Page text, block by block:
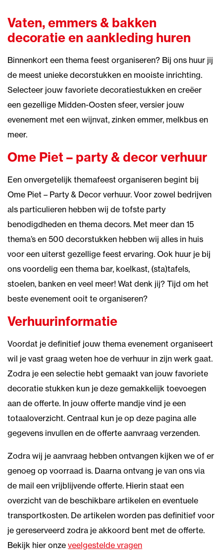
Vaten, emmers & bakken
decoratie en aankleding huren
Binnenkort een thema feest organiseren? Bij ons huur jij
de meest unieke decorstukken en mooiste inrichting.
Selecteer jouw favoriete decoratiestukken en creëer
een gezellige Midden-Oosten sfeer, versier jouw
evenement met een wijnvat, zinken emmer, melkbus en
meer.
Ome Piet – party & decor verhuur
Een onvergetelijk themafeest organiseren begint bij
Ome Piet – Party & Decor verhuur. Voor zowel bedrijven
als particulieren hebben wij de tofste party
benodigdheden en thema decors. Met meer dan 15
thema’s en 500 decorstukken hebben wij alles in huis
voor een uiterst gezellige feest ervaring. Ook huur je bij
ons voordelig een thema bar, koelkast, (sta)tafels,
stoelen, banken en veel meer! Wat denk jij? Tijd om het
beste evenement ooit te organiseren?
Verhuurinformatie
Voordat je definitief jouw thema evenement organiseert
wil je vast graag weten hoe de verhuur in zijn werk gaat.
Zodra je een selectie hebt gemaakt van jouw favoriete
decoratie stukken kun je deze gemakkelijk toevoegen
aan de offerte. In jouw offerte mandje vind je een
totaaloverzicht. Centraal kun je op deze pagina alle
gegevens invullen en de offerte aanvraag verzenden.
Zodra wij je aanvraag hebben ontvangen kijken we of er
genoeg op voorraad is. Daarna ontvang je van ons via
de mail een vrijblijvende offerte. Hierin staat een
overzicht van de beschikbare artikelen en eventuele
transportkosten. De artikelen worden pas definitief voor
je gereserveerd zodra je akkoord bent met de offerte.
Bekijk hier onze veelgestelde vragen